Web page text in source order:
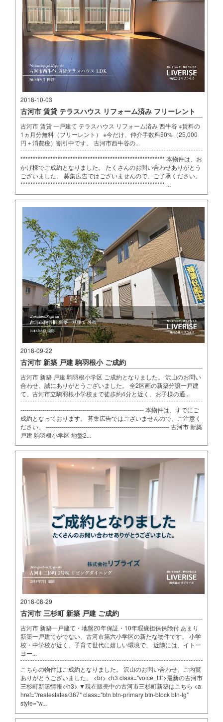
2018-10-03
古河市 賃貸 テラスハウス リフォーム済み フリーレント
古河市 賃貸 一戸建て テラスハウス リフォーム済み 西牛谷 ※賃料の
1ヵ月分無料（フリーレント） ※今だけ、仲介手数料50%（25,000
円＋消費税）割引中です。 古河市西牛谷の...
********************************************************** 本物件は、お
かげ様でご成約となりました。 たくさんのお問い合わせありがとう
ございました。 募集広告ではございませんので、ご了承ください。
********************************************************** ...
2018-09-22
古河市 新築 戸建 駒羽根小 ご成約
古河市 新築 戸建 駒羽根小学区 ご成約となりました。 沢山のお問い
合わせ、誠にありがとうございました。 全2区画の新築分譲一戸建
て。古河市立駒羽根小学校まで徒歩約4分と近く、お子様の通...
-------------------------------------------------------------- 本物件は、すでにご
成約となっております。 募集広告ではございませんので、ご注意く
ださい。 -------------------------------------------------------------- 古河市 新築
戸建 駒羽根小学区 地盤2...
2018-08-29
古河市 三杉町 新築 戸建 ご成約
古河市 新築一戸建て・地盤20年保証・10年瑕疵担保保険付 あまり
新築一戸建てがでない、古河市第六小学区の新たな物件です。 小学
校・中学校が近く、子育て世代に嬉しい環境で、 近隣には、イトー
ヨー...
こちらの物件はご成約となりました。 沢山のお問い合わせ、ご内覧
ありがとうございました。 <br> <h3 class="voice_ttl">最新の古河市
三杉町新築情報</h3> ▼現在販売中の古河市三杉町新築はこちら <a
href="/realestates/367" class="btn btn-primary btn-block btn-lg"
style="w...